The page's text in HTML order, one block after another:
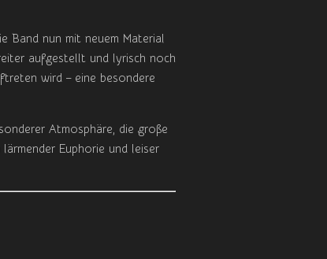
Band nun mit neuem Material
aufgestellt und lyrisch noch
wird – eine besondere
Atmosphäre, die große
Euphorie und leiser